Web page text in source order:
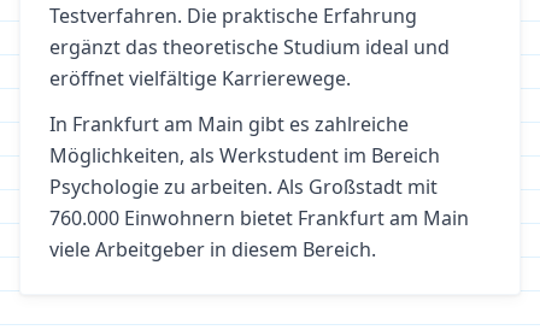
Testverfahren. Die praktische Erfahrung
ergänzt das theoretische Studium ideal und
eröffnet vielfältige Karrierewege.
In Frankfurt am Main gibt es zahlreiche
Möglichkeiten, als Werkstudent im Bereich
Psychologiezu arbeiten. Als Großstadt mit
760.000 Einwohnern bietet Frankfurt am Main
viele Arbeitgeber in diesem Bereich.